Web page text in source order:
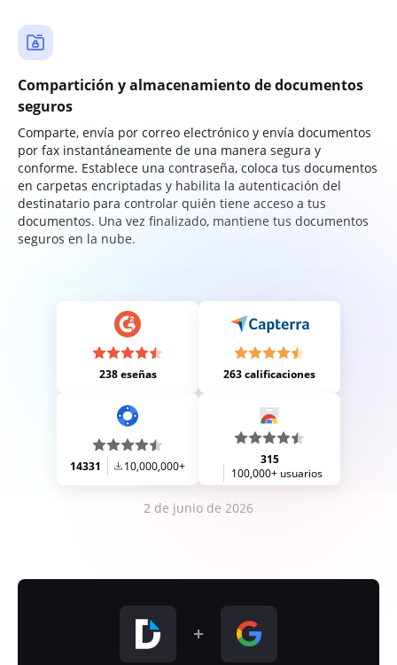
Compartición y almacenamiento de documentos
seguros
Comparte, envía por correo electrónico y envía documentos
por fax instantáneamente de una manera segura y
conforme. Establece una contraseña, coloca tus documentos
en carpetas encriptadas y habilita la autenticación del
destinatario para controlar quién tiene acceso a tus
documentos. Una vez finalizado, mantiene tus documentos
seguros en la nube.
238 eseñas 263 calificaciones
14331 10,000,000+
315
100,000+ usuarios
2 de junio de 2026